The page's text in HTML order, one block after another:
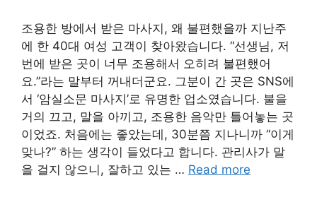
조용한 방에서 받은 마사지, 왜 불편했을까 지난주
에 한 40대 여성 고객이 찾아왔습니다. “선생님, 저
번에 받은 곳이 너무 조용해서 오히려 불편했어
요.”라는 말부터 꺼내더군요. 그분이 간 곳은 SNS에
서 ‘암실소문 마사지’로 유명한 업소였습니다. 불을
거의 끄고, 말을 아끼고, 조용한 음악만 틀어놓는 곳
이었죠. 처음에는 좋았는데, 30분쯤 지나니까 “이게
맞나?” 하는 생각이 들었다고 합니다. 관리사가 말
을 걸지 않으니, 잘하고 있는 … Read more